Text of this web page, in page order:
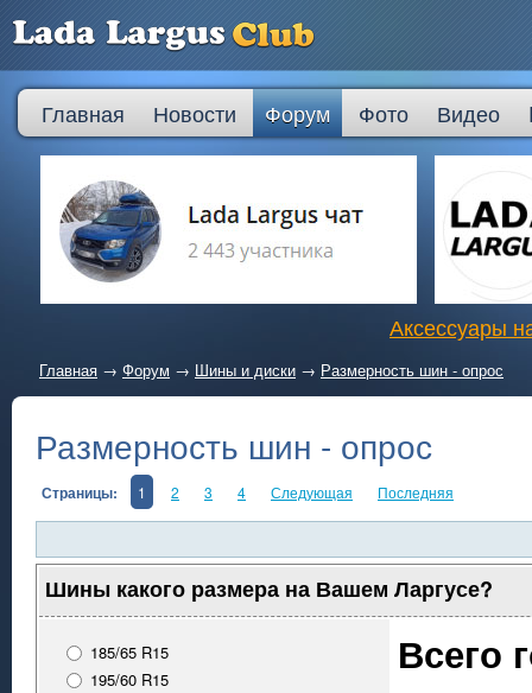
Главная Новости Форум Фото Видео
Аксессуары
Главная → Форум → Шины и диски → Размерность шин - опрос
Размерность шин - опрос
Страницы: 1 2 3 4 Следующая Последняя
Шины какого размера на Вашем Ларгусе?
185/65 R15
195/60 R15
Всего